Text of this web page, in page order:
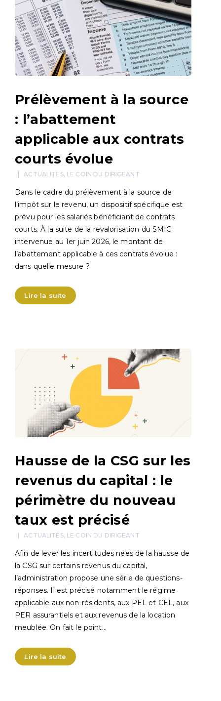
Prélèvement à la source
: l’abattement
applicable aux contrats
courts évolue
ACTUALITÉS, LE COIN DU DIRIGEANT
Dans le cadre du prélèvement à la source de
l’impôt sur le revenu, un dispositif spécifique est
prévu pour les salariés bénéficiant de contrats
courts. À la suite de la revalorisation du SMIC
intervenue au 1er juin 2026, le montant de
l’abattement applicable à ces contrats évolue :
dans quelle mesure ?
Lire la suite
Hausse de la CSG sur les
revenus du capital : le
périmètre du nouveau
taux est précisé
ACTUALITÉS, LE COIN DU DIRIGEANT
Afin de lever les incertitudes nées de la hausse de
la CSG sur certains revenus du capital,
l’administration propose une série de questions-
réponses. Il est précisé notamment le régime
applicable aux non-résidents, aux PEL et CEL, aux
PER assurantiels et aux revenus de la location
meublée. On fait le point…
Lire la suite